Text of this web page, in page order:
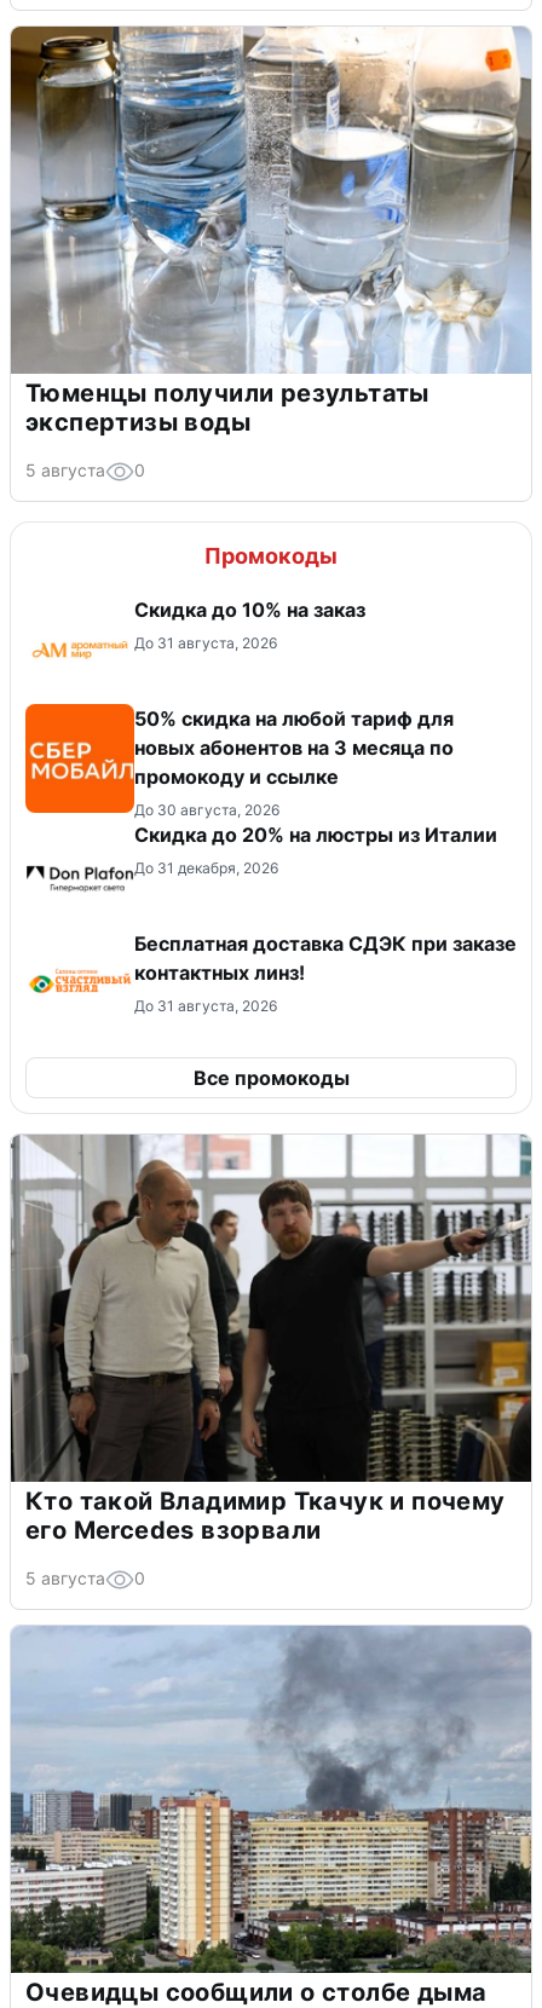
Тюменцы получили результаты
экспертизы воды
5 августа 0
Промокоды
Скидка до 10% на заказ
До 31 августа, 2026
50% скидка на любой тариф для
новых абонентов на 3 месяца по
промокоду и ссылке
До 30 августа, 2026
Скидка до 20% на люстры из Италии
До 31 декабря, 2026
Бесплатная доставка СДЭК при заказе
контактных линз!
До 31 августа, 2026
Все промокоды
Кто такой Владимир Ткачук и почему
его Mercedes взорвали
5 августа 0
Очевидцы сообщили о столбе дыма